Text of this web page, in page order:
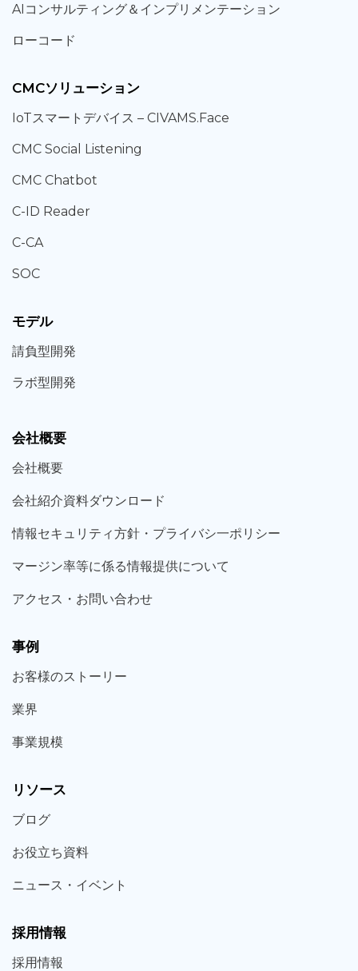
AIコンサルティング＆ インプリメンテーション
ローコード
CMCソリューション
IoTスマートデバイス – CIVAMS.Face
CMC Social Listening
CMC Chatbot
C-ID Reader
C-CA
SOC
モデル
請負型開発
ラボ型開発
会社概要
会社概要
会社紹介資料ダウンロード
情報セキュリティ方針・プライバシ一ポリシー
マージン率等に係る情報提供について
アクセス・お問い合わせ
事例
お客様のストーリー
業界
事業規模
リソース
ブログ
お役立ち資料
ニュース・ イベント
採用情報
採用情報